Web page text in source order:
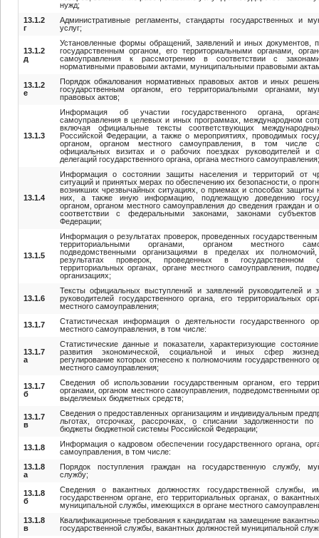
нужд;
13.1.2
г
Административные регламенты, стандарты государственных и
услуг;
13.1.2
д
Установленные формы обращений, заявлений и иных документов,
государственным органом, его территориальными органами,
самоуправления к рассмотрению в соответствии с
нормативными правовыми актами, муниципальными правовыми
13.1.2
е
Порядок обжалования нормативных правовых актов и иных
государственным органом, его территориальными органами,
правовых актов;
13.1.3
Информация об участии государственного органа,
самоуправления в целевых и иных программах, международном
включая официальные тексты соответствующих
Российской Федерации, а также о мероприятиях, проводимых
органом, органом местного самоуправления, в том числе
официальных визитах и о рабочих поездках руководителей и
делегаций государственного органа, органа местного самоуправления;
13.1.4
Информация о состоянии защиты населения и территорий от
ситуаций и принятых мерах по обеспечению их безопасности, о
возникших чрезвычайных ситуациях, о приемах и способах защиты
них, а также иную информацию, подлежащую доведению
органом, органом местного самоуправления до сведения граждан и
соответствии с федеральными законами, законами субъектов
Федерации;
13.1.5
Информация о результатах проверок, проведенных государственным
территориальными органами, органом местного
подведомственными организациями в пределах их
результатах проверок, проведенных в государственном
территориальных органах, органе местного самоуправления,
организациях;
13.1.6
Тексты официальных выступлений и заявлений руководителей и
руководителей государственного органа, его территориальных
местного самоуправления;
13.1.7
Статистическая информация о деятельности государственного
местного самоуправления, в том числе:
13.1.7
а
Статистические данные и показатели, характеризующие
развития экономической, социальной и иных сфер
регулирование которых отнесено к полномочиям государственного
местного самоуправления;
13.1.7
б
Сведения об использовании государственным органом, его
органами, органом местного самоуправления, подведомственными
выделяемых бюджетных средств;
13.1.7
в
Сведения о предоставленных организациям и индивидуальным
льготах, отсрочках, рассрочках, о списании задолженности
бюджеты бюджетной системы Российской Федерации;
13.1.8
Информация о кадровом обеспечении государственного органа,
самоуправления, в том числе:
13.1.8
а
Порядок поступления граждан на государственную службу,
службу;
13.1.8
б
Сведения о вакантных должностях государственной службы,
государственном органе, его территориальных органах, о
муниципальной службы, имеющихся в органе местного
13.1.8
в
Квалификационные требования к кандидатам на замещение
государственной службы, вакантных должностей муниципальной